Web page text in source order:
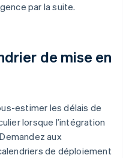
par la suite.
de mise en
estimer les délais de
lorsque l’intégration
aux
de déploiement